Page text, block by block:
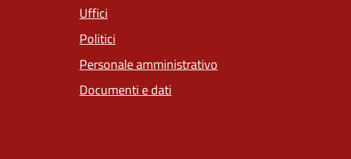
Uffici
Politici
Personale amministrativo
Documenti e dati